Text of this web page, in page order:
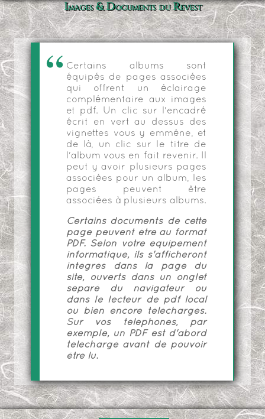
Images & Documents du Revest
Certains albums sont
équipés de pages associées
qui offrent un éclairage
complémentaire aux images
et pdf. Un clic sur l'encadré
écrit en vert au dessus des
vignettes vous y emmène, et
de là, un clic sur le titre de
l'album vous en fait revenir. Il
peut y avoir plusieurs pages
associées pour un album, les
pages peuvent être
associées à plusieurs albums.
Certains documents de cette
page peuvent être au format
PDF. Selon votre équipement
informatique, ils s'afficheront
intégrés dans la page du
site, ouverts dans un onglet
séparé du navigateur ou
dans le lecteur de pdf local
ou bien encore téléchargés.
Sur vos téléphones, par
exemple, un PDF est d'abord
téléchargé avant de pouvoir
être lu.